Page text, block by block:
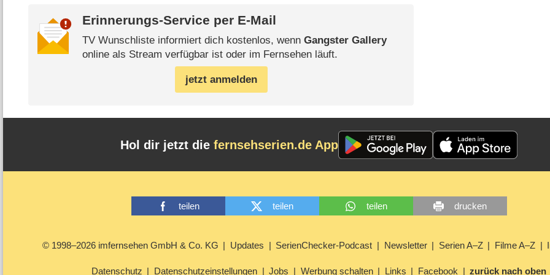
Erinnerungs-Service per E-Mail
TV Wunschliste informiert dich kostenlos, wenn Gangster Gallery
online als Stream verfügbar ist oder im Fernsehen läuft.
jetzt anmelden
Hol dir jetzt die fernsehserien.de App
teilen teilen teilen drucken
© 1998–2026 imfernsehen GmbH & Co. KG Updates SerienChecker-Podcast Newsletter Serien A–Z Filme A–Z
Datenschutz Datenschutzeinstellungen Jobs Werbung schalten Links Facebook zurück nach oben